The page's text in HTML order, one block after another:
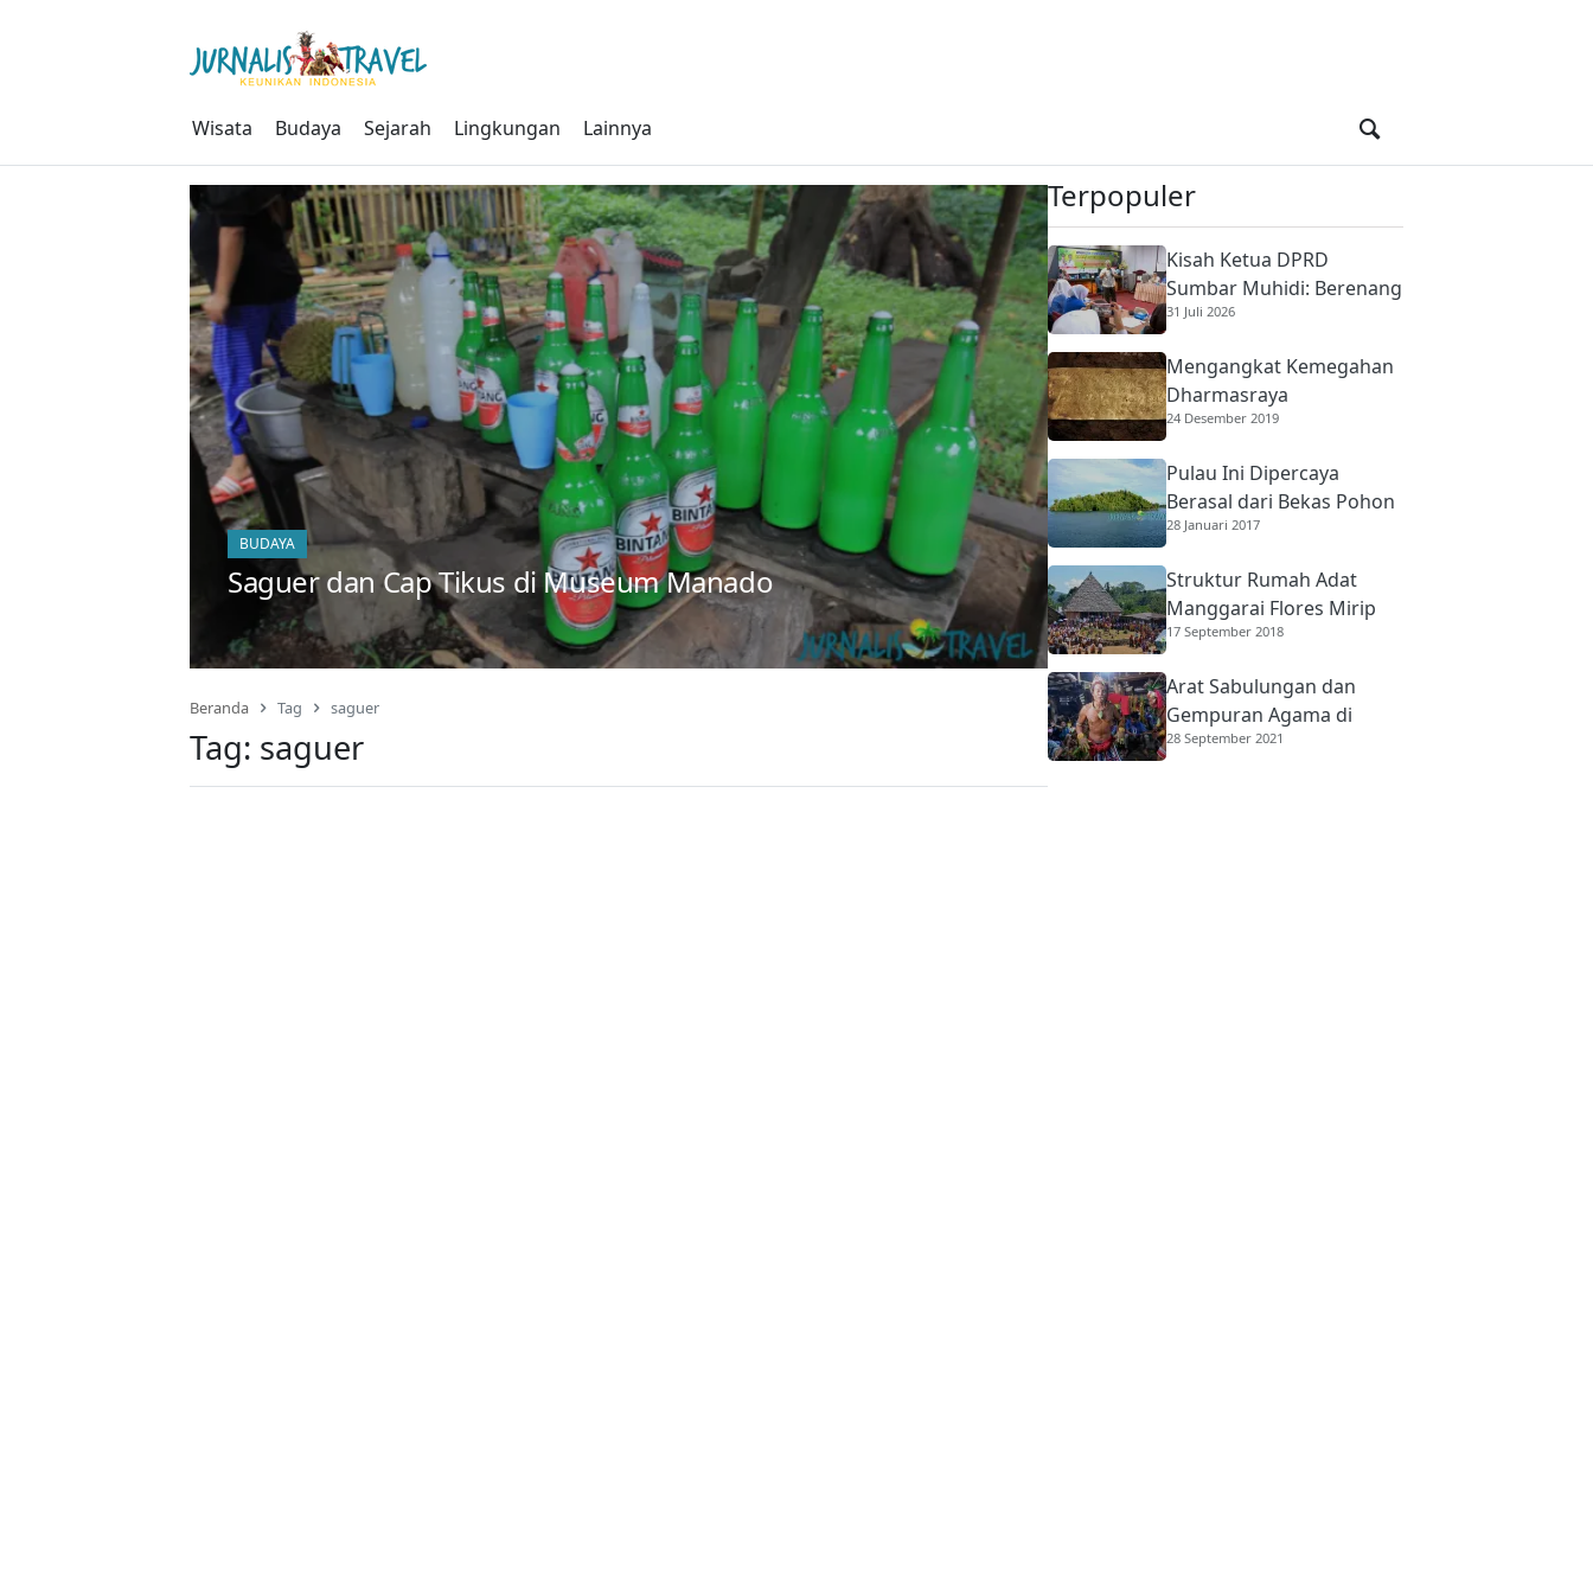
Wisata Budaya Sejarah Lingkungan Lainnya
BUDAYA
Saguer dan Cap Tikus di Museum Manado
Beranda Tag saguer
Tag: saguer
Terpopuler
Kisah Ketua DPRD
Sumbar Muhidi: Berenang
di Sungai Berbuaya Demi
Orang Tua
31 Juli 2026
Mengangkat Kemegahan
Dharmasraya
24 Desember 2019
Pulau Ini Dipercaya
Berasal dari Bekas Pohon
Raksasa
28 Januari 2017
Struktur Rumah Adat
Manggarai Flores Mirip
Rumah Gadang
17 September 2018
Arat Sabulungan dan
Gempuran Agama di
Mentawai
28 September 2021